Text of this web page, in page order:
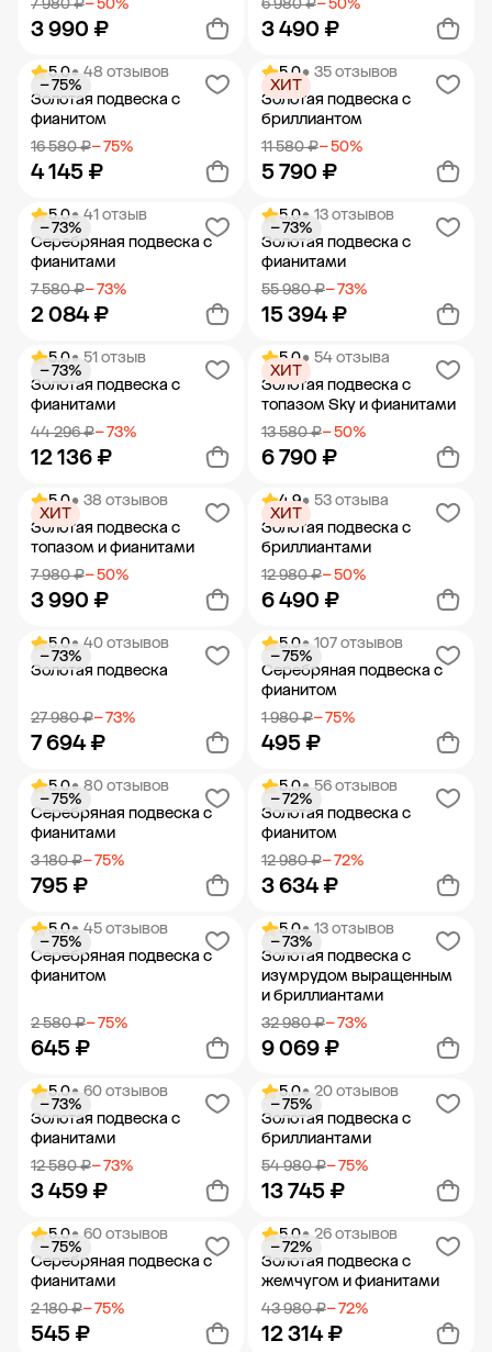
7 980 ₽− 50%
3 990 ₽
Добавить в корзину
6 980 ₽− 50%
3 490 ₽
Добавить в корзину
5.0• 48 отзывов
Золотая подвеска с
фианитом
16 580 ₽− 75%
4 145 ₽
− 75%
Добавить в корзину
5.0• 35 отзывов
Золотая подвеска с
бриллиантом
11 580 ₽− 50%
5 790 ₽
ХИТ
Добавить в корзину
5.0• 41 отзыв
Серебряная подвеска с
фианитами
7 580 ₽− 73%
2 084 ₽
− 73%
Добавить в корзину
5.0• 13 отзывов
Золотая подвеска с
фианитами
55 980 ₽− 73%
15 394 ₽
− 73%
Добавить в корзину
5.0• 51 отзыв
Золотая подвеска с
фианитами
44 296 ₽− 73%
12 136 ₽
− 73%
Добавить в корзину
5.0• 54 отзыва
Золотая подвеска с
топазом Sky и фианитами
13 580 ₽− 50%
6 790 ₽
ХИТ
Добавить в корзину
5.0• 38 отзывов
Золотая подвеска с
топазом и фианитами
7 980 ₽− 50%
3 990 ₽
ХИТ
Добавить в корзину
4.9• 53 отзыва
Золотая подвеска с
бриллиантами
12 980 ₽− 50%
6 490 ₽
ХИТ
Добавить в корзину
5.0• 40 отзывов
Золотая подвеска
27 980 ₽− 73%
7 694 ₽
− 73%
Добавить в корзину
5.0• 107 отзывов
Серебряная подвеска с
фианитом
1 980 ₽− 75%
495 ₽
− 75%
Добавить в корзину
5.0• 80 отзывов
Серебряная подвеска с
фианитами
3 180 ₽− 75%
795 ₽
− 75%
Добавить в корзину
5.0• 56 отзывов
Золотая подвеска с
фианитом
12 980 ₽− 72%
3 634 ₽
− 72%
Добавить в корзину
5.0• 45 отзывов
Серебряная подвеска с
фианитом
2 580 ₽− 75%
645 ₽
− 75%
Добавить в корзину
5.0• 13 отзывов
Золотая подвеска с
изумрудом выращенным
и бриллиантами
32 980 ₽− 73%
9 069 ₽
− 73%
Добавить в корзину
5.0• 60 отзывов
Золотая подвеска с
фианитами
12 580 ₽− 73%
3 459 ₽
− 73%
Добавить в корзину
5.0• 20 отзывов
Золотая подвеска с
бриллиантами
54 980 ₽− 75%
13 745 ₽
− 75%
Добавить в корзину
5.0• 60 отзывов
Серебряная подвеска с
фианитами
2 180 ₽− 75%
545 ₽
− 75%
5.0• 26 отзывов
Золотая подвеска с
жемчугом и фианитами
43 980 ₽− 72%
12 314 ₽
− 72%